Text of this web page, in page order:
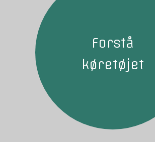
Forstå
køretøjet